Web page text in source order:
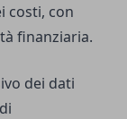
costi, con
finanziaria.
dei dati